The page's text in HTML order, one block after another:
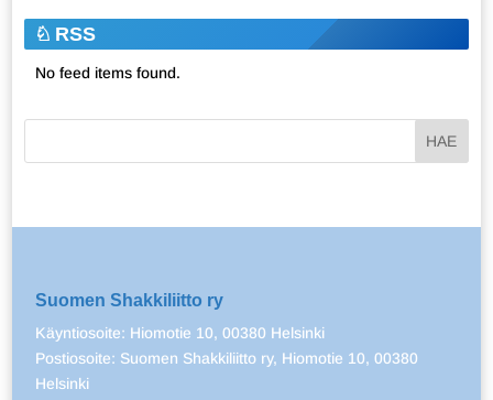
RSS
No feed items found.
Suomen Shakkiliitto ry
Käyntiosoite: Hiomotie 10, 00380 Helsinki
Postiosoite: Suomen Shakkiliitto ry, Hiomotie 10, 00380
Helsinki